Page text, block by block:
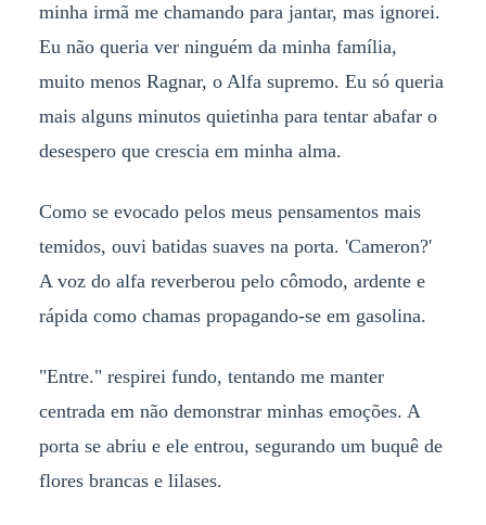
minha irmã me chamando para jantar, mas ignorei.
Eu não queria ver ninguém da minha família,
muito menos Ragnar, o Alfa supremo. Eu só queria
mais alguns minutos quietinha para tentar abafar o
desespero que crescia em minha alma.
Como se evocado pelos meus pensamentos mais
temidos, ouvi batidas suaves na porta. 'Cameron?'
A voz do alfa reverberou pelo cômodo, ardente e
rápida como chamas propagando-se em gasolina.
"Entre." respirei fundo, tentando me manter
centrada em não demonstrar minhas emoções. A
porta se abriu e ele entrou, segurando um buquê de
flores brancas e lilases.